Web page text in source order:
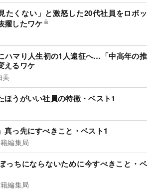
たくない」と激怒した20代社員をロボッ
擢したワケ
ハマり人生初の1人遠征へ…「中高年の推
えるワケ
美
ほうがいい社員の特徴・ベスト1
真っ先にすべきこと・ベスト1
編集局
っちにならないために今すべきこと・ベ
編集局